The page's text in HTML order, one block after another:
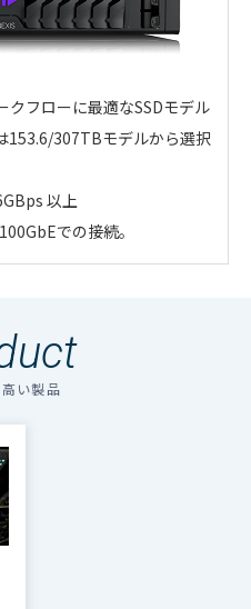
フローに最適なSSDモデル
307TBモデルから選択
以上
での接続。
ージ・エンジン
トレージ容量、1エンジン
ディア・パック （40 TB、
エンジンを組み合わ
160TBに拡張可能
ジ・エンジン
ライブ（6TB、10TB、
構成されるメディアパッ
モード使用時
およびその他エンジンを
、合計最大64メディア
ージエンジン
ブ（6TB、10TB、
されるメディアパック x
ード使用時
ールを使用してF2に組み
で、60TB~140TBまでス
できます
個の Avid NEXIS SSD
を備えた単一のストレー
ドステート・システムと
ドライブ
は個人情報の入力が必須と
名をクリックするとダウン
pdf）
い製品